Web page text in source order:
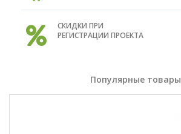
СКИДКИ ПРИ
РЕГИСТРАЦИИ ПРОЕКТА
Популярные товары